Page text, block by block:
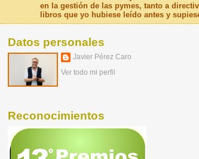
en la gestión de las pymes, tanto a
libros que yo hubiese leído antes y
Datos personales
Javier Pérez Caro
Ver todo mi perfil
Reconocimientos